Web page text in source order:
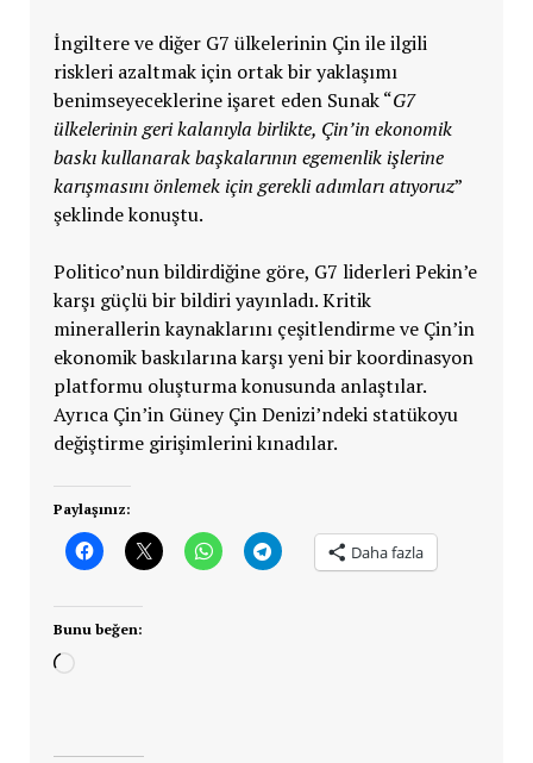
İngiltere ve diğer G7 ülkelerinin Çin ile ilgili
riskleri azaltmak için ortak bir yaklaşımı
benimseyeceklerine işaret eden Sunak “G7
ülkelerinin geri kalanıyla birlikte, Çin’in ekonomik
baskı kullanarak başkalarının egemenlik işlerine
karışmasını önlemek için gerekli adımları atıyoruz”
şeklinde konuştu.
Politico’nun bildirdiğine göre, G7 liderleri Pekin’e
karşı güçlü bir bildiri yayınladı. Kritik
minerallerin kaynaklarını çeşitlendirme ve Çin’in
ekonomik baskılarına karşı yeni bir koordinasyon
platformu oluşturma konusunda anlaştılar.
Ayrıca Çin’in Güney Çin Denizi’ndeki statükoyu
değiştirme girişimlerini kınadılar.
Paylaşınız:
Daha fazla
Bunu beğen:
Yükleniyor...